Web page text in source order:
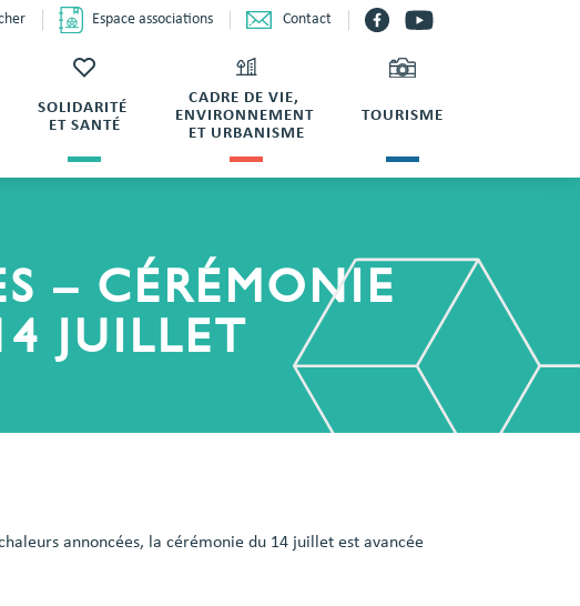
Espace associations Contact
SOLIDARITÉ
ET SANTÉ
CADRE DE VIE,
ENVIRONNEMENT
ET URBANISME
TOURISME
– CÉRÉMONIE
JUILLET
annoncées, la cérémonie du 14 juillet est avancée